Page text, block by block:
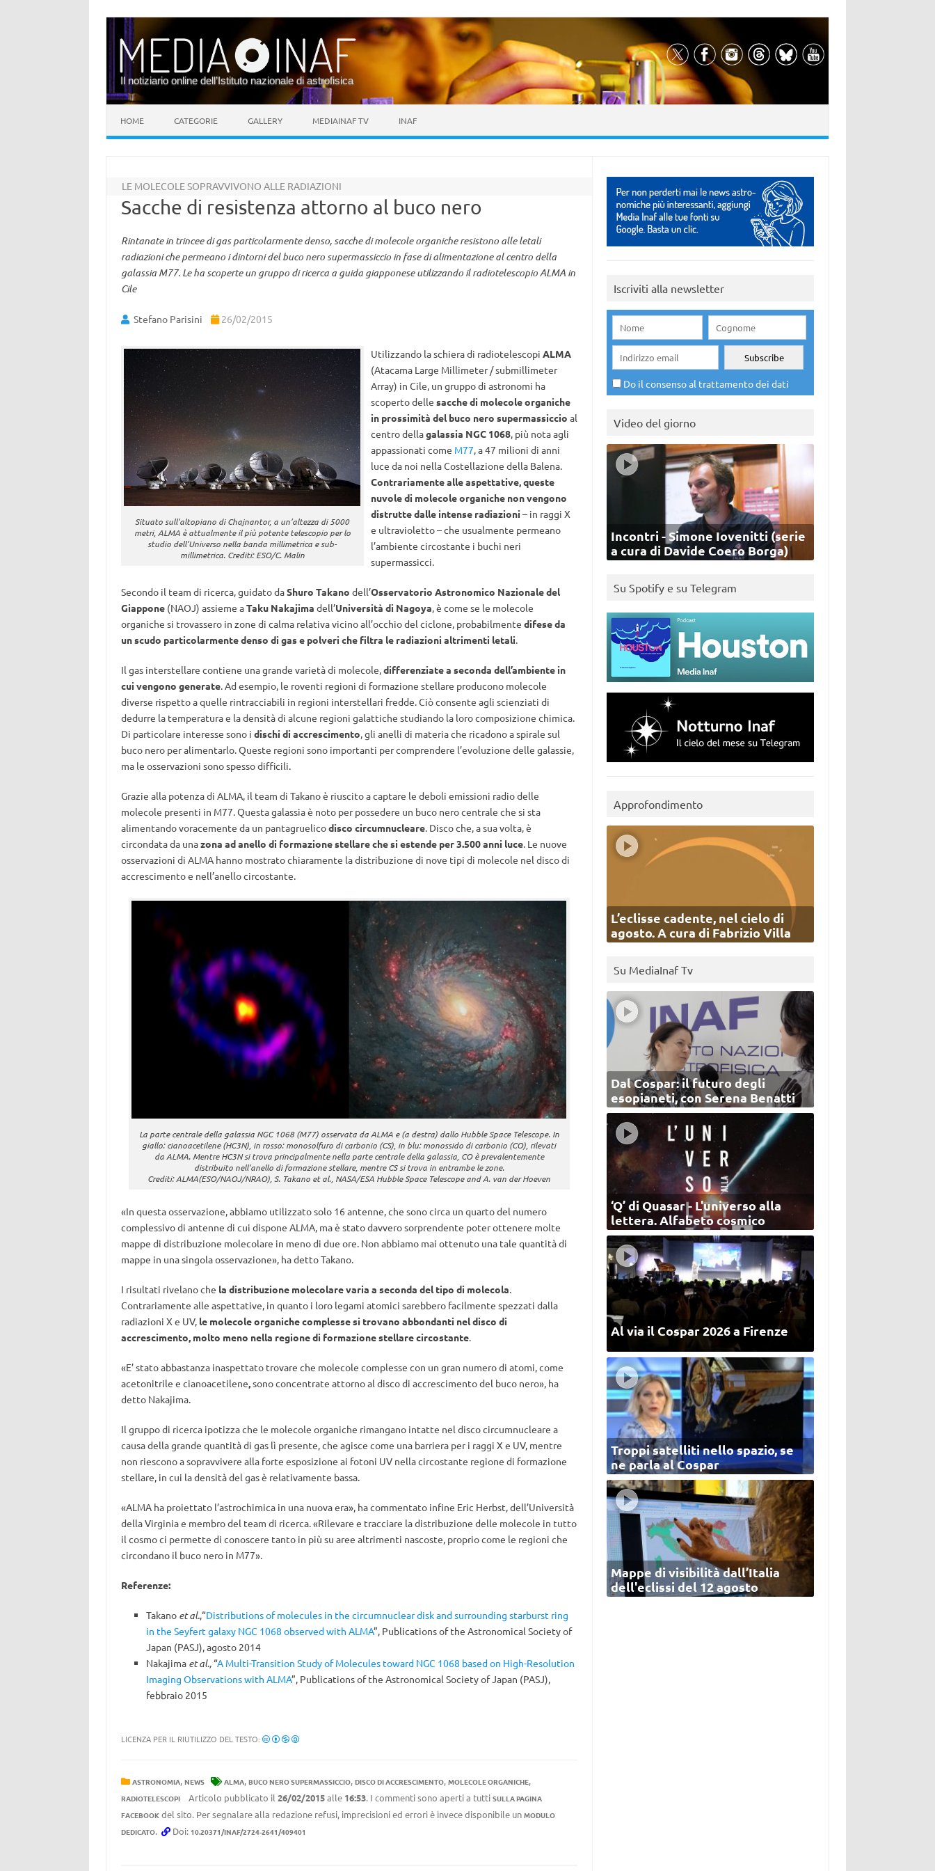
Il notiziario online dell’Istituto nazionale di astrofisica
HOME CATEGORIE GALLERY MEDIAINAF TV INAF
LE MOLECOLE SOPRAVVIVONO ALLE RADIAZIONI
Sacche di resistenza attorno al buco nero
Rintanate in trincee di gas particolarmente denso, sacche di molecole organiche resistono alle letali
radiazioni che permeano i dintorni del buco nero supermassiccio in fase di alimentazione al centro della
galassia M77. Le ha scoperte un gruppo di ricerca a guida giapponese utilizzando il radiotelescopio ALMA in
Cile
Stefano Parisini 26/02/2015
Situato sull’altopiano di Chajnantor, a un’altezza di 5000
metri, ALMA è attualmente il più potente telescopio per lo
studio dell’Universo nella banda millimetrica e sub-
millimetrica. Crediti: ESO/C. Malin
Utilizzando la schiera di radiotelescopi ALMA
(Atacama Large Millimeter / submillimeter
Array) in Cile, un gruppo di astronomi ha
scoperto delle sacche di molecole organiche
in prossimità del buco nero supermassiccio al
centro dellagalassia NGC 1068, più nota agli
appassionati come M77, a 47 milioni di anni
luce da noi nella Costellazione della Balena.
Contrariamente alle aspettative, queste
nuvole di molecole organiche non vengono
distrutte dalle intense radiazioni – in raggi X
e ultravioletto – che usualmente permeano
l’ambiente circostante i buchi neri
supermassicci.
Secondo il team di ricerca, guidato daShuro Takano dell’Osservatorio Astronomico Nazionale del
Giappone(NAOJ) assieme aTaku Nakajima dell’Università di Nagoya, è come se le molecole
organiche si trovassero in zone di calma relativa vicino all’occhio del ciclone, probabilmente difese da
un scudo particolarmente denso di gas e polveri che filtra le radiazioni altrimenti letali.
Il gas interstellare contiene una grande varietà di molecole,differenziate a seconda dell’ambiente in
cui vengono generate. Ad esempio, le roventi regioni di formazione stellare producono molecole
diverse rispetto a quelle rintracciabili in regioni interstellari fredde. Ciò consente agli scienziati di
dedurre la temperatura e la densità di alcune regioni galattiche studiando la loro composizione chimica.
Di particolare interesse sono i dischi di accrescimento, gli anelli di materia che ricadono a spirale sul
buco nero per alimentarlo. Queste regioni sono importanti per comprendere l’evoluzione delle galassie,
ma le osservazioni sono spesso difficili.
Grazie alla potenza di ALMA, il team di Takano è riuscito a captare le deboli emissioni radio delle
molecole presenti in M77. Questa galassia è noto per possedere un buco nero centrale che si sta
alimentando voracemente da un pantagruelicodisco circumnucleare. Disco che, a sua volta, è
circondata da unazona ad anello di formazione stellare che si estende per 3.500 anni luce. Le nuove
osservazioni di ALMA hanno mostrato chiaramente la distribuzione di nove tipi di molecole nel disco di
accrescimento e nell’anello circostante.
La parte centrale della galassia NGC 1068 (M77) osservata da ALMA e (a destra) dallo Hubble Space Telescope. In
giallo: cianoacetilene (HC3N), in rosso: monosolfuro di carbonio (CS), in blu: monossido di carbonio (CO), rilevati
da ALMA. Mentre HC3N si trova principalmente nella parte centrale della galassia, CO è prevalentemente
distribuito nell’anello di formazione stellare, mentre CS si trova in entrambe le zone.
Crediti: ALMA(ESO/NAOJ/NRAO), S. Takano et al., NASA/ESA Hubble Space Telescope and A. van der Hoeven
«In questa osservazione, abbiamo utilizzato solo 16 antenne, che sono circa un quarto del numero
complessivo di antenne di cui dispone ALMA, ma è stato davvero sorprendente poter ottenere molte
mappe di distribuzione molecolare in meno di due ore. Non abbiamo mai ottenuto una tale quantità di
mappe in una singola osservazione», ha detto Takano.
I risultati rivelano che la distribuzione molecolare varia a seconda del tipo di molecola
Contrariamente alle aspettative, in quanto i loro legami atomici sarebbero facilmente spezzati dalla
radiazioni X e UV, le molecole organiche complesse si trovano abbondanti nel disco di
accrescimento, molto meno nella regione di formazione stellare circostante.
«E’ stato abbastanza inaspettato trovare che molecole complesse con un gran numero di atomi, come
acetonitrile e cianoacetilene sono concentrate attorno al disco di accrescimento del buco nero», ha
detto Nakajima.
Il gruppo di ricerca ipotizza che le molecole organiche rimangano intatte nel disco circumnucleare a
causa della grande quantità di gas lì presente, che agisce come una barriera per i raggi X e UV, mentre
non riescono a sopravvivere alla forte esposizione ai fotoni UV nella circostante regione di formazione
stellare, in cui la densità del gas è relativamente bassa.
«ALMA ha proiettato l’astrochimica in una nuova era», ha commentato infine Eric Herbst, dell’Università
della Virginia e membro del team di ricerca. «Rilevare e tracciare la distribuzione delle molecole in tutto
il cosmo ci permette di conoscere tanto in più su aree altrimenti nascoste, proprio come le regioni che
circondano il buco nero in M77».
Referenze:
Takano et al.,“Distributions of molecules in the circumnuclear disk and surrounding starburst ring
in the Seyfert galaxy NGC 1068 observed with ALMA”, Publications of the Astronomical Society of
Japan (PASJ), agosto 2014
Nakajima et al.,“A Multi-Transition Study of Molecules toward NGC 1068 based on High-Resolution
Imaging Observations with ALMA”, Publications of the Astronomical Society of Japan (PASJ),
febbraio 2015
LICENZA PER IL RIUTILIZZO DEL TESTO:
ASTRONOMIA, NEWS ALMA, BUCO NERO SUPERMASSICCIO, DISCO DI ACCRESCIMENTO, MOLECOLE ORGANICHE,
RADIOTELESCOPI Articolo pubblicato il 26/02/2015alle 16:53. I commenti sono aperti a tutti SULLA PAGINA
FACEBOOKdel sito. Per segnalare alla redazione refusi, imprecisioni ed errori è invece disponibile un MODULO
DEDICATO. Doi: 10.20371/INAF/2724-2641/409401
Iscriviti alla newsletter
Do il consenso al trattamento dei dati
Video del giorno
Incontri - Simone Iovenitti (serie
a cura di Davide Coero Borga)
Su Spotify e su Telegram
Approfondimento
L’eclisse cadente, nel cielo di
agosto. A cura di Fabrizio Villa
Su MediaInaf Tv
Dal Cospar: il futuro degli
esopianeti, con Serena Benatti
‘Q’ di Quasar - L'universo alla
lettera. Alfabeto cosmico
Al via il Cospar 2026 a Firenze
Troppi satelliti nello spazio, se
ne parla al Cospar
Mappe di visibilità dall’Italia
dell'eclissi del 12 agosto